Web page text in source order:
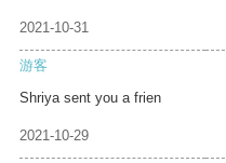
2021-10-31
游客
Shriya sent you a frien
2021-10-29